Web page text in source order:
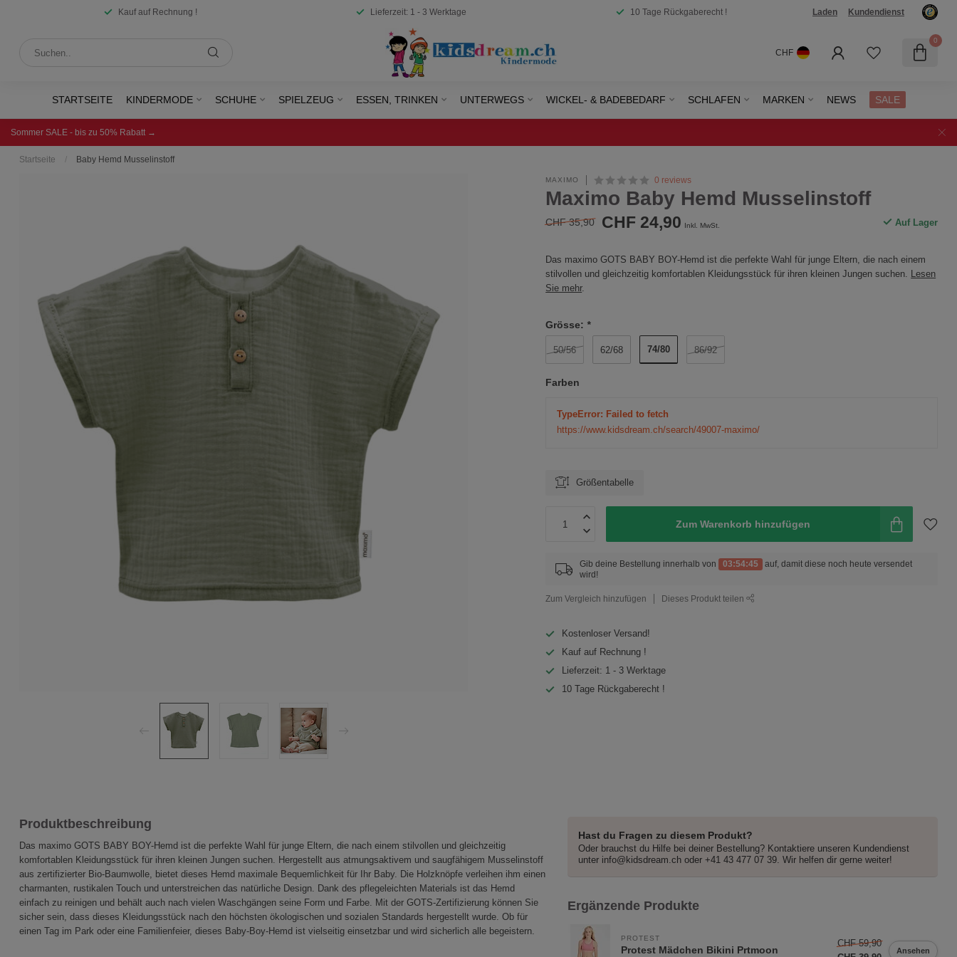
Kauf auf Rechnung ! Lieferzeit: 1 - 3 Werktage 10 Tage Rückgaberecht ! Laden Kundendienst
CHF
0
STARTSEITE KINDERMODE SCHUHE SPIELZEUG ESSEN, TRINKEN UNTERWEGS WICKEL- & BADEBEDARF SCHLAFEN MARKEN NEWS SALE
Sommer SALE - bis zu 50% Rabatt →
Startseite / Baby Hemd Musselinstoff
MAXIMO 0 reviews
Maximo Baby Hemd Musselinstoff
CHF 35,90 CHF 24,90 Inkl. MwSt. Auf Lager
Das maximo GOTS BABY BOY-Hemd ist die perfekte Wahl für junge Eltern, die nach einem
stilvollen und gleichzeitig komfortablen Kleidungsstück für ihren kleinen Jungen suchen. Lesen
Sie mehr.
Grösse: *
50/56 62/68 74/80 86/92
Farben
TypeError: Failed to fetch
https://www.kidsdream.ch/search/49007-maximo/
Größentabelle
Zum Warenkorb hinzufügen
Gib deine Bestellung innerhalb von 03:54:44
auf, damit diese noch heute versendet
wird!
Zum Vergleich hinzufügen Dieses Produkt teilen
Kostenloser Versand!
Kauf auf Rechnung !
Lieferzeit: 1 - 3 Werktage
10 Tage Rückgaberecht !
Produktbeschreibung
Das maximo GOTS BABY BOY-Hemd ist die perfekte Wahl für junge Eltern, die nach einem stilvollen und gleichzeitig
komfortablen Kleidungsstück für ihren kleinen Jungen suchen. Hergestellt aus atmungsaktivem und saugfähigem Musselinstoff
aus zertifizierter Bio-Baumwolle, bietet dieses Hemd maximale Bequemlichkeit für Ihr Baby. Die Holzknöpfe verleihen ihm einen
charmanten, rustikalen Touch und unterstreichen das natürliche Design. Dank des pflegeleichten Materials ist das Hemd
einfach zu reinigen und behält auch nach vielen Waschgängen seine Form und Farbe. Mit der GOTS-Zertifizierung können Sie
sicher sein, dass dieses Kleidungsstück nach den höchsten ökologischen und sozialen Standards hergestellt wurde. Ob für
einen Tag im Park oder eine Familienfeier, dieses Baby-Boy-Hemd ist vielseitig einsetzbar und wird sicherlich alle begeistern.
Hast du Fragen zu diesem Produkt?
Oder brauchst du Hilfe bei deiner Bestellung? Kontaktiere unseren Kundendienst
unter info@kidsdream.ch oder +41 43 477 07 39. Wir helfen dir gerne weiter!
Ergänzende Produkte
PROTEST
Protest Mädchen Bikini Prtmoon
CHF 59,90
Ansehen